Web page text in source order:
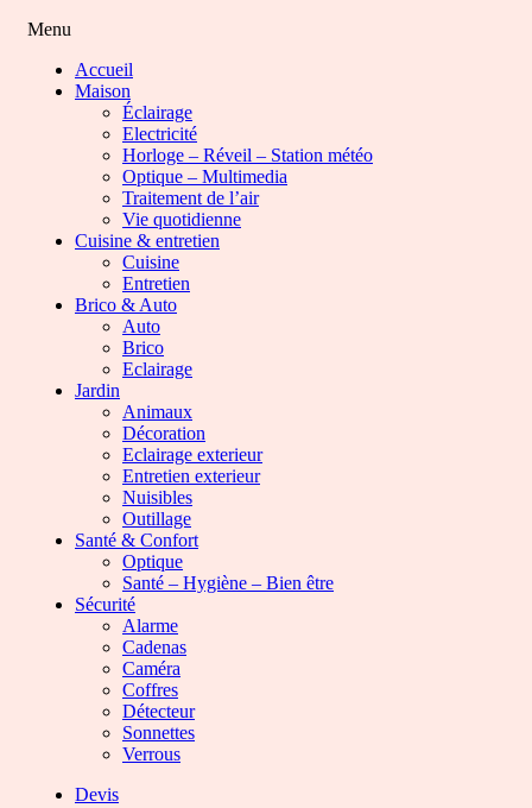
Menu
Accueil
Maison
Éclairage
Electricité
Horloge – Réveil – Station météo
Optique – Multimedia
Traitement de l’air
Vie quotidienne
Cuisine & entretien
Cuisine
Entretien
Brico & Auto
Auto
Brico
Eclairage
Jardin
Animaux
Décoration
Eclairage exterieur
Entretien exterieur
Nuisibles
Outillage
Santé & Confort
Optique
Santé – Hygiène – Bien être
Sécurité
Alarme
Cadenas
Caméra
Coffres
Détecteur
Sonnettes
Verrous
Devis